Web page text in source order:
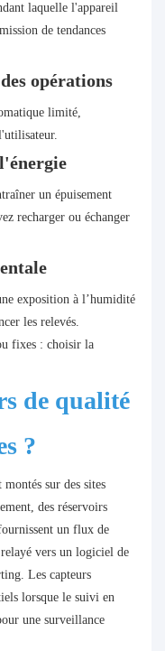
laquelle l'appareil
de tendances
opérations
limité,
un épuisement
recharger ou échanger
exposition à l’humidité
les relevés.
de qualité
?
sur des sites
des réservoirs
un flux de
vers un logiciel de
Les capteurs
lorsque le suivi en
une surveillance